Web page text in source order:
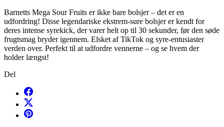
Barnetts Mega Sour Fruits er ikke bare bolsjer – det er en
udfordring! Disse legendariske ekstrem-sure bolsjer er kendt for
deres intense syrekick, der varer helt op til 30 sekunder, før den søde
frugtsmag bryder igennem. Elsket af TikTok og syre-entusiaster
verden over. Perfekt til at udfordre vennerne – og se hvem der
holder længst!
Del